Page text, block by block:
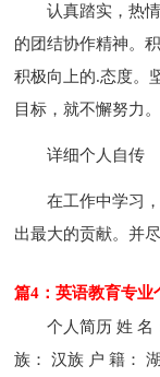
认真踏实，热
的团结协作精神。
积极向上的.态度。
目标，就不懈努力
详细个人自传
在工作中学习
出最大的贡献。并
篇4：英语教育专业
个人简历 姓 名
族： 汉族 户 籍：